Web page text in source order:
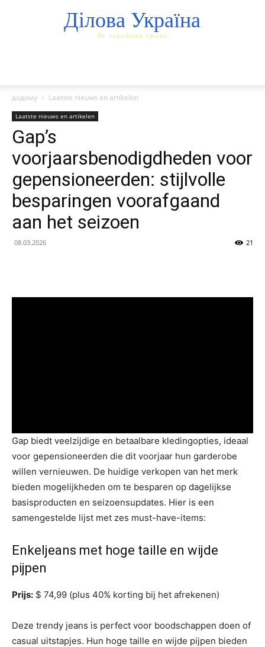
Ділова Україна
Як заробити гроші
додому Laatste nieuws en artikelen
Laatste nieuws en artikelen
Gap’s
voorjaarsbenodigdheden voor
gepensioneerden: stijlvolle
besparingen voorafgaand
aan het seizoen
08.03.2026 21
Gap biedt veelzijdige en betaalbare kledingopties, ideaal
voor gepensioneerden die dit voorjaar hun garderobe
willen vernieuwen. De huidige verkopen van het merk
bieden mogelijkheden om te besparen op dagelijkse
basisproducten en seizoensupdates. Hier is een
samengestelde lijst met zes must-have-items:
Enkeljeans met hoge taille en wijde
pijpen
Prijs: $ 74,99 (plus 40% korting bij het afrekenen)
Deze trendy jeans is perfect voor boodschappen doen of
casual uitstapjes. Hun hoge taille en wijde pijpen bieden